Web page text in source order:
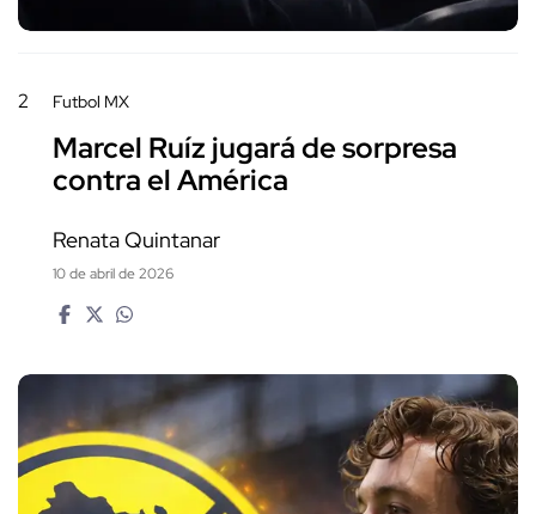
2 Futbol MX
Marcel Ruíz jugará de sorpresa
contra el América
Renata Quintanar
10 de abril de 2026